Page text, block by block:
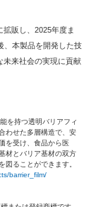
販し、2025年度ま
、本製品を開発した技
未来社会の実現に貢献
を持つ透明バリアフィ
わせた多層構造で、安
を受け、食品から医
材とバリア基材の双方
図ることができます。
barrier_film/